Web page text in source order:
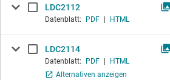
LDC2112
Datenblatt: PDF HTML
LDC2114
Datenblatt: PDF
HTML
Alternativen anzeigen